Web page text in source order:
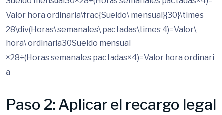
Valor hora ordinaria\frac{Sueldo\ mensual}{30}\times
28\div(Horas\ semanales\ pactadas\times 4)=Valor\
hora\ ordinaria30Sueldo mensual
×28÷(Horassemanales pactadas×4)=Valor hora ordinari
a
Paso 2: Aplicar el recargo legal